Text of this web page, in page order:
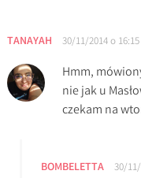
TANAYAH 30/11/2014 o 16:15
Hmm,
nie jak u
czekam na
BOMBELETTA 30/